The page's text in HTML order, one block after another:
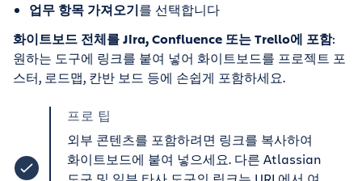
업무 항목 가져오기를 선택합니다
화이트보드 전체를 Jira, Confluence 또는 Trello에 포함:
원하는 도구에 링크를 붙여 넣어 화이트보드를 프로젝트 포
스터, 로드맵, 칸반 보드 등에 손쉽게 포함하세요.
프로 팁
외부 콘텐츠를 포함하려면 링크를 복사하여
화이트보드에 붙여 넣으세요. 다른 Atlassian